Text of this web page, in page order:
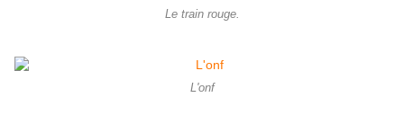
Le train rouge.
L'onf